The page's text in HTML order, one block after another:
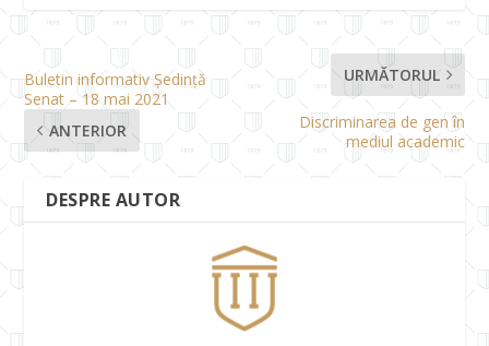
Buletin informativ Ședință
Senat – 18 mai 2021
ANTERIOR
URMĂTORUL
Discriminarea de gen în
mediul academic
DESPRE AUTOR